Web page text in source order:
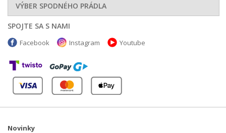
VÝBER SPODNÉHO PRÁDLA
SPOJTE SA S NAMI
Facebook Instagram Youtube
Novinky